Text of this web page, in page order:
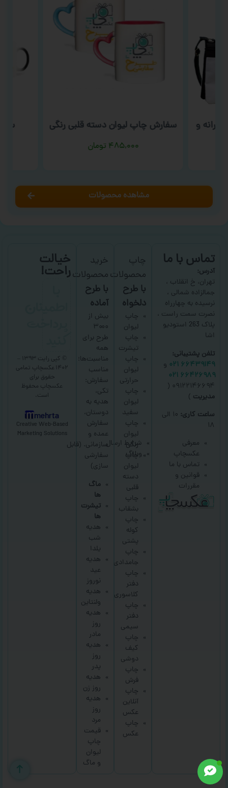
و سفارش چاپ لیوان دسته قلبی رنگی
۴۸۵,۰۰۰ تومان
مشاهده محصولات
تماس با ما
آدرس:
تهران، خ انقلاب ،
جمالزاده شمالی ،
نرسیده به چهارراه
نصرت سمت راست ،
پلاک 263 استودیو
اشا
تلفن پشتیبانی:
۶۶۴۳۹۱۴۹ ۰۲۱
و
۶۶۴۲۶۹۸۹ ۰۲۱
۰۹۱۲۲۱۴۶۶۹۴ (
مدیریت )
ساعت کاری:
۱۰ الی
۱۸
معرفی
عکسچاپ
تماس با ما
قوانین و
مقررات
شرایط ارسال
وبلاگ
چاپ
محصولات
با طرح
دلخواه
چاپ
لیوان
چاپ
تیشرت
چاپ
لیوان
حرارتی
چاپ
لیوان
سفید
چاپ
لیوان
رنگی
چاپ
لیوان
دسته
قلبی
چاپ
بشقاب
چاپ
کوله
پشتی
چاپ
جامدادی
چاپ
دفتر
کلاسوری
چاپ
دفتر
سیمی
چاپ
کیف
دوشی
چاپ
فرش
چاپ
آنلاین
عکس
چاپ
عکس
خرید
محصولات
با طرح
آماده
بیش از
۳۰۰۰
طرح برای
همه
مناسبت‌ها؛
مناسب
سفارش:
تکی،
هدیه به
دوستان،
سفارش
عمده و
سازمانی. (قابل
سفارشی
سازی)
ماگ
ها
تیشرت
ها
هدیه
شب
یلدا
هدیه
عید
نوروز
هدیه
ولنتاین
هدیه
روز
مادر
هدیه
روز
پدر
هدیه
روز زن
هدیه
روز
مرد
قیمت
چاپ
لیوان
و ماگ
خیالت
راحت!
۱۴۰۲ عکسچاپ
تمامی
حقوق برای
عکسچاپ محفوظ
است.
mehrta
Creative Web-Based
Marketing Solutions